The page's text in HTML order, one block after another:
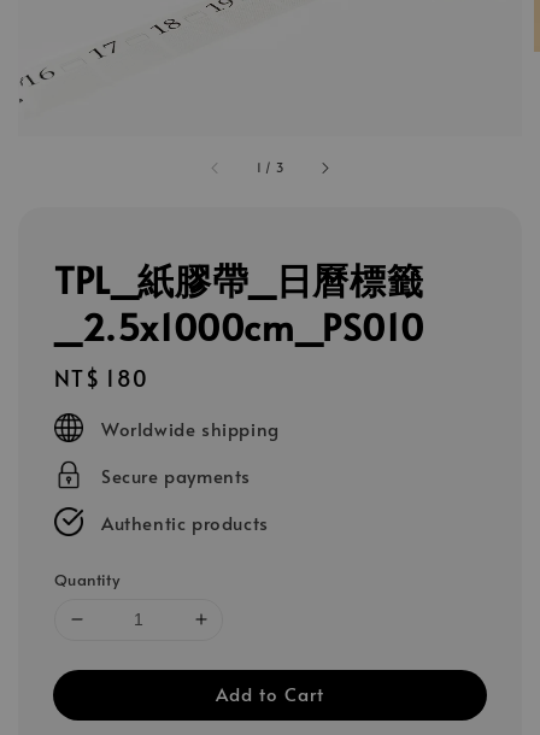
1 / 3
TPL_紙膠帶_日曆標籤
_2.5x1000cm_PS010
Regular
price
NT$ 180
Worldwide shipping
Secure payments
Authentic products
Quantity
Add to Cart